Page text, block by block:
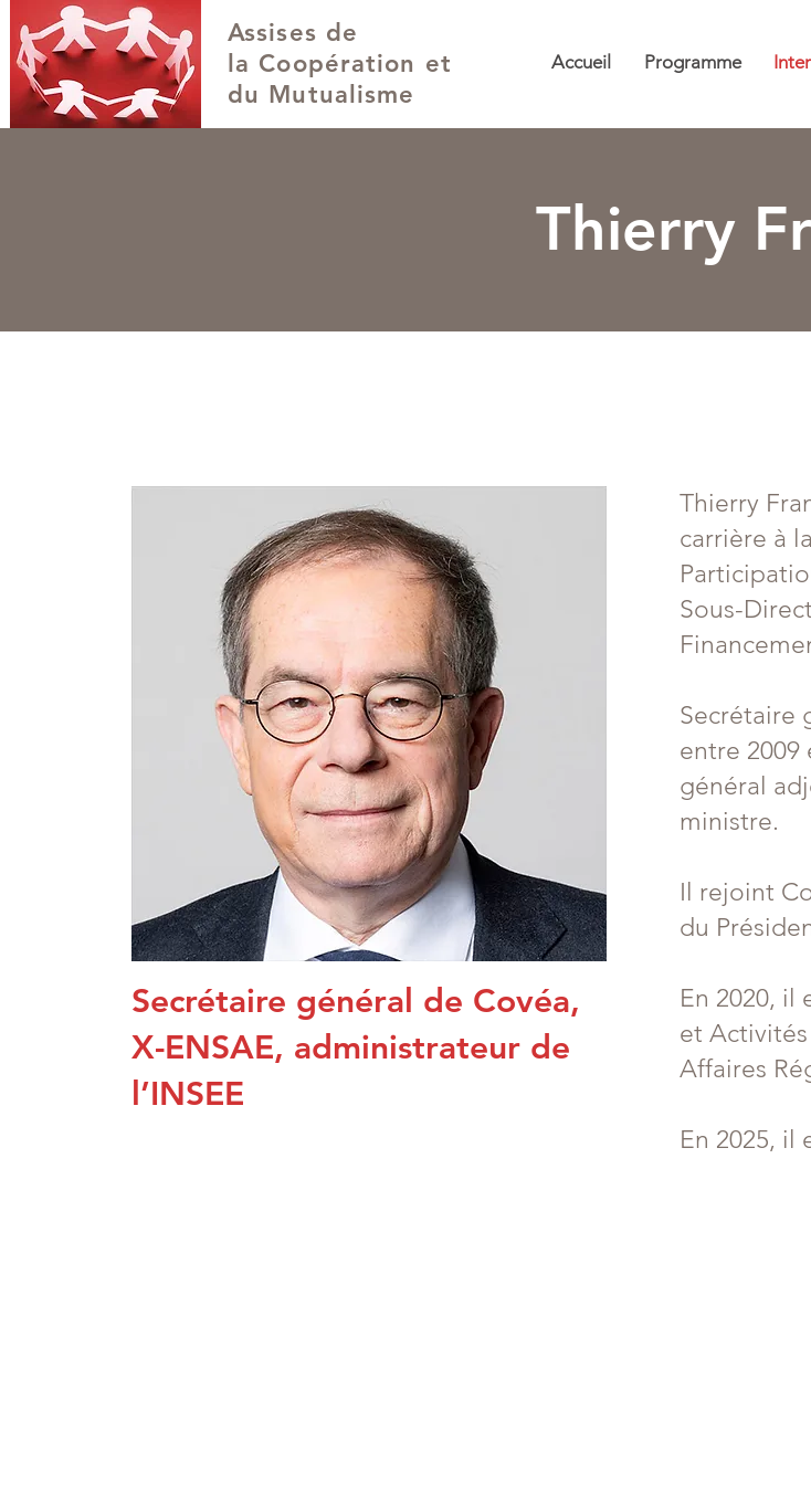
Assises de
la Coopération et
du Mutualisme
Accueil Programme
Thierry
Secrétaire général de Covéa,
X-ENSAE, administrateur de
l’INSEE
Thierry
carrière à
Sous-
Secrétaire
entre 2009
général
ministre.
Il rejoint
du
En 2020, il
et
Affaires
En 2025, il